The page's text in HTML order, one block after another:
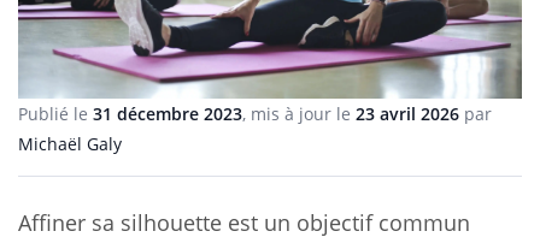
Publié le 31 décembre 2023, mis à jour le 23 avril 2026 par
Michaël Galy
Affiner sa silhouette est un objectif commun